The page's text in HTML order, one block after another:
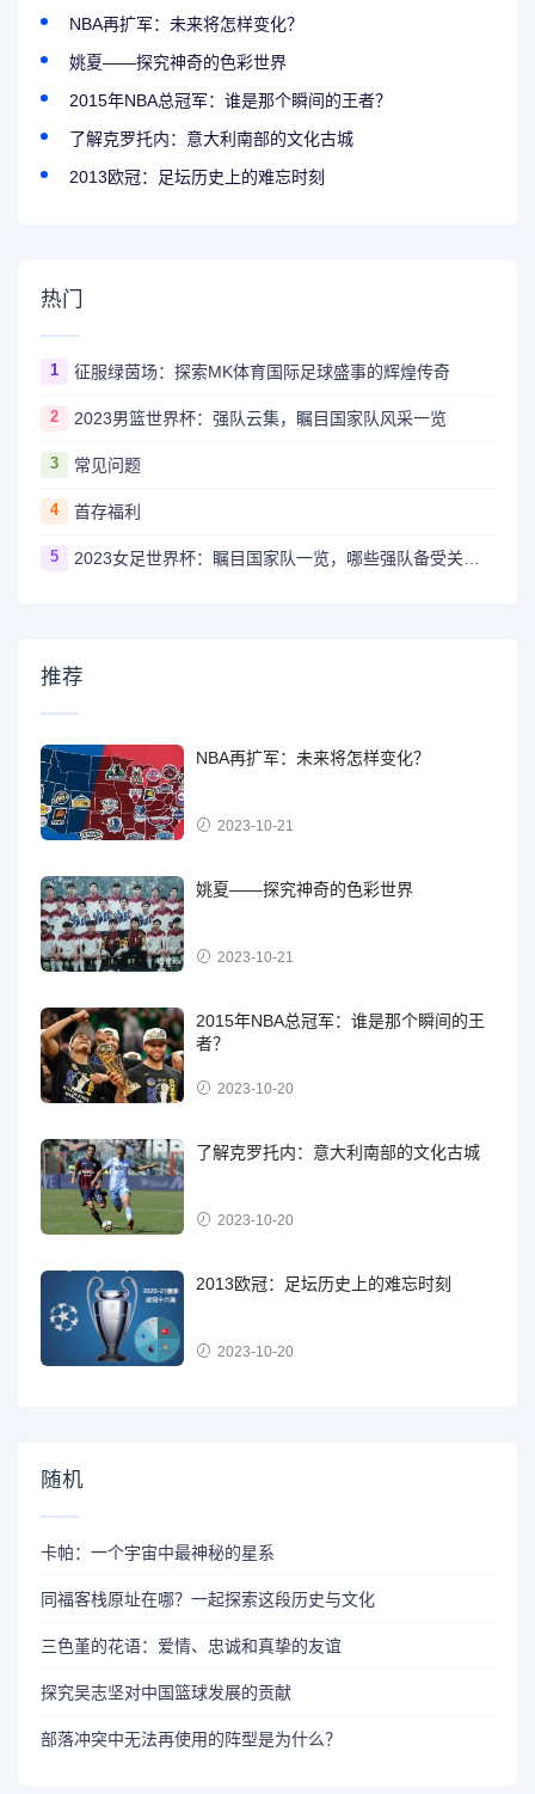
NBA再扩军：未来将怎样变化？
姚夏——探究神奇的色彩世界
2015年NBA总冠军：谁是那个瞬间的王者？
了解克罗托内：意大利南部的文化古城
2013欧冠：足坛历史上的难忘时刻
热门
1 征服绿茵场：探索MK体育国际足球盛事的辉煌传奇
2 2023男篮世界杯：强队云集，瞩目国家队风采一览
3 常见问题
4 首存福利
5
推荐
NBA再扩军：未来将怎样变化？
2023-10-21
姚夏——探究神奇的色彩世界
2023-10-21
2015年NBA总冠军：谁是那个瞬间的王
者？
2023-10-20
了解克罗托内：意大利南部的文化古城
2023-10-20
2013欧冠：足坛历史上的难忘时刻
2023-10-20
随机
卡帕：一个宇宙中最神秘的星系
同福客栈原址在哪？一起探索这段历史与文化
三色堇的花语：爱情、忠诚和真挚的友谊
探究吴志坚对中国篮球发展的贡献
部落冲突中无法再使用的阵型是为什么？